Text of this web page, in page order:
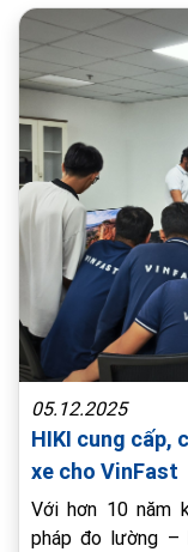
05.12.2025
HIKI cung cấp,
xe cho VinFast
Với hơn 10 năm
pháp đo lường –